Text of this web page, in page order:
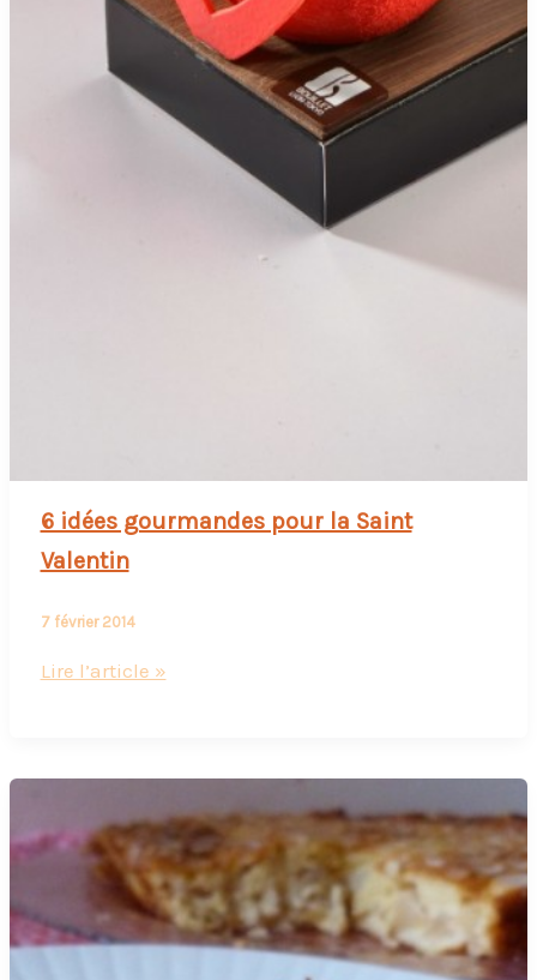
6 idées gourmandes pour la Saint
Valentin
7 février 2014
6
Saint
Valentin
Lire l’article »